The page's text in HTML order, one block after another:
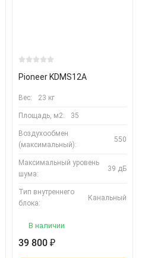
Pioneer KDMS12A
Вес: 23 кг
Площадь, м2: 35
Воздухообмен
(максимальный):
550
Максимальный уровень
шума:
39 дБ
Тип внутреннего
блока:
Канальный
В наличии
39 800 ₽